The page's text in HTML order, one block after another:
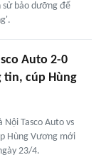
bảo dưỡng để
Auto 2-0
tin, cúp Hùng
Nội Tasco Auto vs
Hùng Vương mới
23/4.